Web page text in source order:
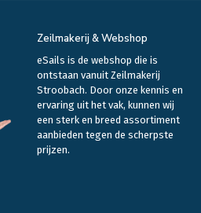
Zeilmakerij & Webshop
eSails is de webshop die is
ontstaan vanuit Zeilmakerij
Stroobach. Door onze kennis en
ervaring uit het vak, kunnen wij
een sterk en breed assortiment
aanbieden tegen de scherpste
prijzen.